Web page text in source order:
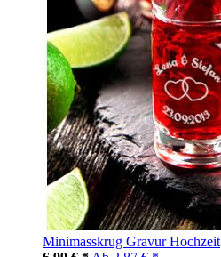
Minimasskrug Gravur Hochzeit